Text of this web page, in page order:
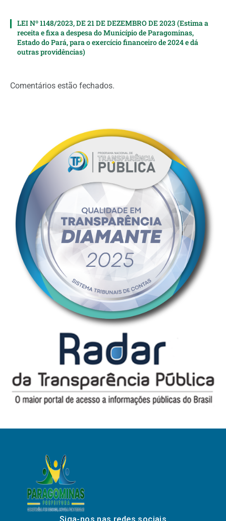
LEI Nº 1148/2023, DE 21 DE DEZEMBRO DE 2023 (Estima a
receita e fixa a despesa do Município de Paragominas,
Estado do Pará, para o exercício financeiro de 2024 e dá
outras providências)
Comentários estão fechados.